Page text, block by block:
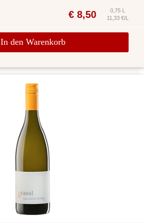
€ 8,50
0,75 L
11,33 €/L
In den Warenkorb